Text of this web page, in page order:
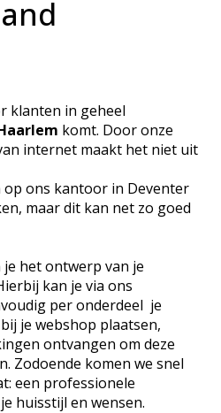
klanten in geheel
komt. Door onze
internet maakt het niet uit
op ons kantoor in Deventer
maar dit kan net zo goed
het ontwerp van je
kan je via ons
per onderdeel je
je webshop plaatsen,
ontvangen om deze
Zodoende komen we snel
een professionele
huisstijl en wensen.